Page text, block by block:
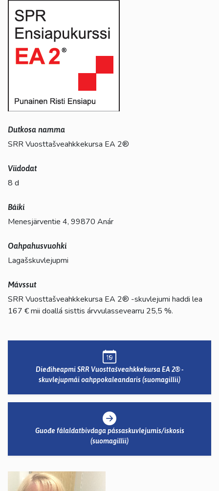
Dutkosa namma
SRR Vuosttašveahkkekursa EA 2®
Viidodat
8 d
Báiki
Menesjärventie 4, 99870 Anár
Oahpahusvuohki
Lagašskuvlejupmi
Mávssut
SRR Vuosttašveahkkekursa EA 2® -skuvlejumi haddi lea
167 € mii doallá sisttis árvvulassevearru 25,5 %.
Dieđiheapmi SRR Vuosttašveahkkekursa EA 2® -
skuvlejupmái oahppokaleandaris (suomagillii)
Guođe fálaldatbivdaga pássaskuvlejumis/iskosis
(suomagillii)